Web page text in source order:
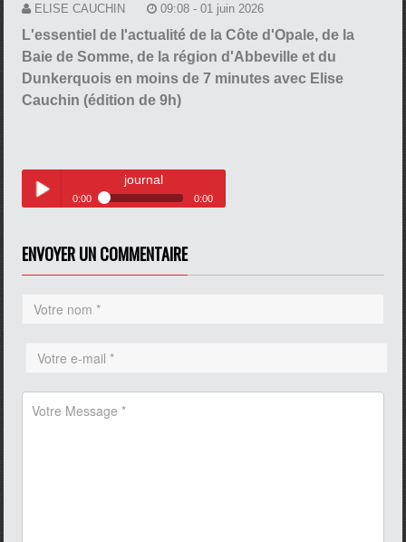
ELISE CAUCHIN 09:08 - 01 juin 2026
L'essentiel de l'actualité de la Côte d'Opale, de la
Baie de Somme, de la région d'Abbeville et du
Dunkerquois en moins de 7 minutes avec Elise
Cauchin (édition de 9h)
journal
0:00 0:00
ENVOYER UN COMMENTAIRE